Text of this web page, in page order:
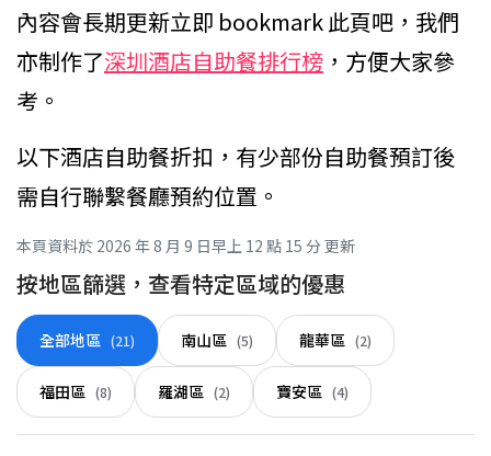
內容會長期更新立即 bookmark 此頁吧，我們
亦制作了深圳酒店自助餐排行榜 ，方便大家參
考。
以下酒店自助餐折扣，有少部份自助餐預訂後
需自行聯繫餐廳預約位置。
本頁資料於 2026 年 8 月 9 日早上 12 點 15 分 更新
按地區篩選，查看特定區域的優惠
全部地區 (21) 南山區 (5) 龍華區 (2)
福田區 (8) 羅湖區 (2) 寶安區 (4)